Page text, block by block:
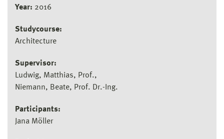
Year: 2016
Studycourse:
Architecture
Supervisor:
Ludwig, Matthias, Prof.
Niemann, Beate, Prof. Dr.-Ing.
Participants:
Jana Möller